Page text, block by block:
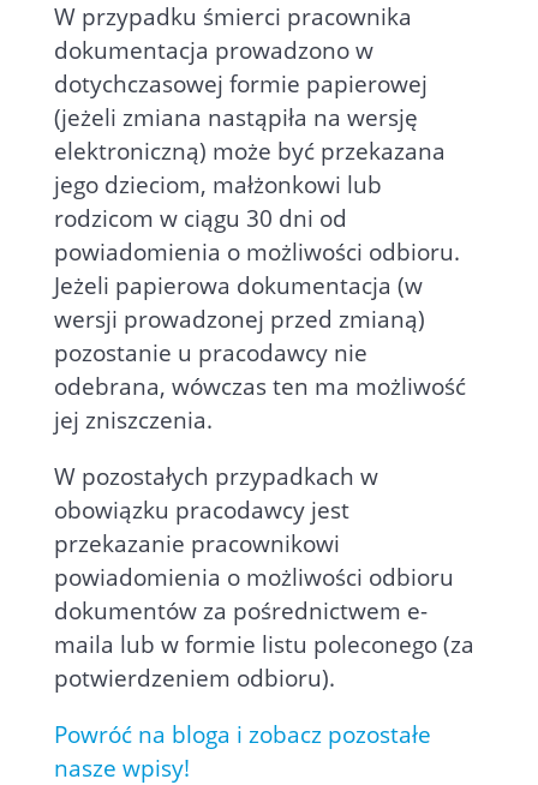
W przypadku śmierci pracownika
dokumentacja prowadzono w
dotychczasowej formie papierowej
(jeżeli zmiana nastąpiła na wersję
elektroniczną) może być przekazana
jego dzieciom, małżonkowi lub
rodzicom w ciągu 30 dni od
powiadomienia o możliwości odbioru.
Jeżeli papierowa dokumentacja (w
wersji prowadzonej przed zmianą)
pozostanie u pracodawcy nie
odebrana, wówczas ten ma możliwość
jej zniszczenia.
W pozostałych przypadkach w
obowiązku pracodawcy jest
przekazanie pracownikowi
powiadomienia o możliwości odbioru
dokumentów za pośrednictwem e-
maila lub w formie listu poleconego (za
potwierdzeniem odbioru).
Powróć na bloga i zobacz pozostałe
nasze wpisy!